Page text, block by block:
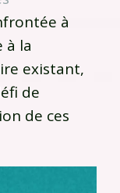
à
à la
existant,
de
de ces